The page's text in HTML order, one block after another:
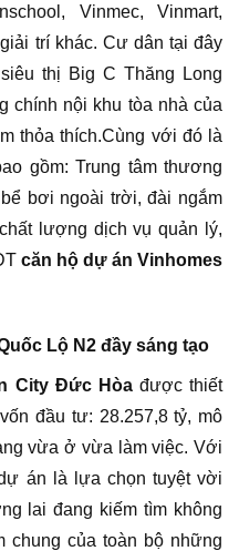
Vinmec, Vinmart,
trí khác. Cư dân tại đây
thị Big C Thăng Long
chính nội khu tòa nhà của
thỏa thích.Cùng với đó là
gồm: Trung tâm thương
bơi ngoài trời, đài ngắm
lượng dịch vụ quản lý,
căn hộ dự án Vinhomes
Lộ N2 đầy sáng tạo
City Đức Hòađược thiết
đầu tư: 28.257,8 tỷ, mô
vừa ở vừa làm việc. Với
án là lựa chọn tuyệt vời
lai đang kiếm tìm không
chung của toàn bộ những